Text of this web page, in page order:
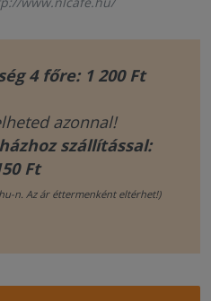
4 főre: 1 200 Ft
azonnal!
szállítással:
Ft
n. Az ár éttermenként eltérhet!)